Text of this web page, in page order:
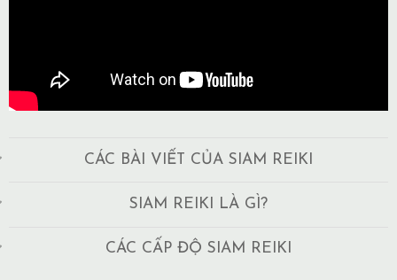
CÁC BÀI VIẾT CỦA SIAM REIKI
SIAM REIKI LÀ GÌ?
CÁC CẤP ĐỘ SIAM REIKI